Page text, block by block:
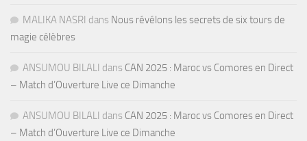
MALIKA NASRI dans Nous révélons les secrets de six tours de
magie célèbres
ANSUMOU BILALI dans CAN 2025 : Maroc vs Comores en Direct
– Match d’Ouverture Live ce Dimanche
ANSUMOU BILALI dans CAN 2025 : Maroc vs Comores en Direct
– Match d’Ouverture Live ce Dimanche